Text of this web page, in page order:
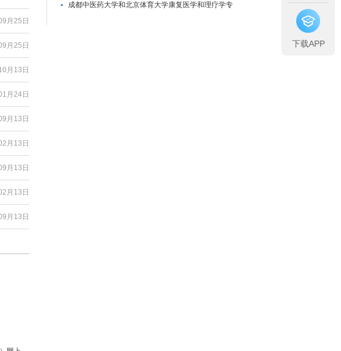
月25日
月25日
月13日
月24日
月13日
月13日
月13日
月13日
月13日
谢
成都中医药大学和北京体育大学康复医学和理疗学专
下载APP